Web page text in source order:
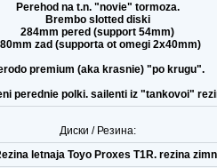
Perehod na t.n. "novie" tormoza.
Brembo slotted diski
284mm pered (support 54mm)
zad (supporta ot omegi 2x40mm)
premium (aka krasnie) "po krugu".
perednie polki. sailenti iz "tankovoi"
Диски / Резина:
letnaja Toyo Proxes T1R. rezina